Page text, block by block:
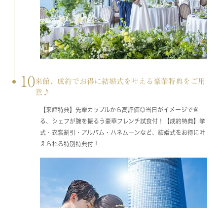
10来館、成約でお得に結婚式を叶える豪華特典をご用
意♪
【来館特典】先輩カップルから高評価◎当日がイメージでき
る、シェフが腕を振るう豪華フレンチ試食付！【成約特典】挙
式・衣裳割引・アルバム・ハネムーンなど、結婚式をお得に叶
えられる特別特典付！